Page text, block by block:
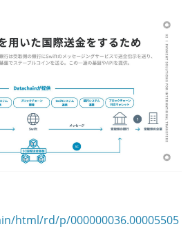
html/rd/p/000000036.00005505